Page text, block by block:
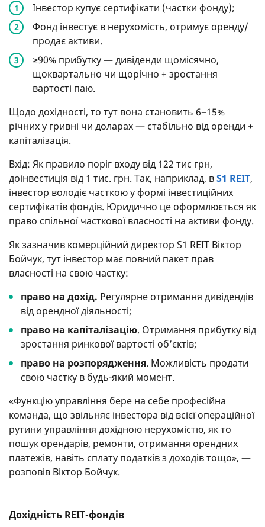
Інвестор купує сертифікати (частки фонду);
Фонд інвестує в нерухомість, отримує оренду/
продає активи.
≥90% прибутку — дивіденди щомісячно,
щоквартально чи щорічно + зростання
вартості паю.
Щодо дохідності, то тут вона становить 6−15%
річних у гривні чи доларах — стабільно від оренди +
капіталізація.
Вхід: Як правило поріг входу від 122 тис грн,
доінвестиція від 1 тис. грн. Так, наприклад, вS1 REIT,
інвестор володіє часткою у формі інвестиційних
сертифікатів фондів. Юридично це оформлюється як
право спільної часткової власності на активи фонду.
Як зазначив комерційний директор S1 REIT Віктор
Бойчук, тут інвестор має повний пакет прав
власності на свою частку:
право на дохід. Регулярне отримання дивідендів
від орендної діяльності;
право на капіталізацію. Отримання прибутку від
зростання ринкової вартості об’єктів;
право на розпорядження. Можливість продати
свою частку в будь-який момент.
«Функцію управління бере на себе професійна
команда, що звільняє інвестора від всієї операційної
рутини управління дохідною нерухомістю, як то
пошук орендарів, ремонти, отримання орендних
платежів, навіть сплату податків з доходів тощо», —
розповів Віктор Бойчук.
Дохідність REIT-фондів